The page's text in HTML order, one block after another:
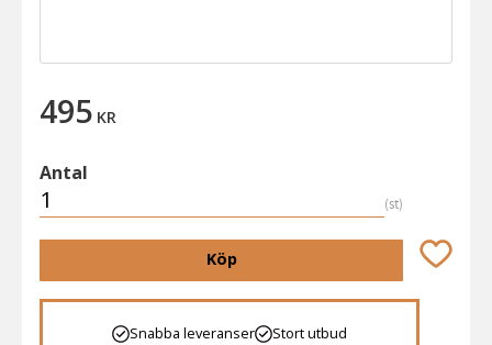
495 KR
Antal
st
Köp Lägg till
Snabba leveranser Stort utbud